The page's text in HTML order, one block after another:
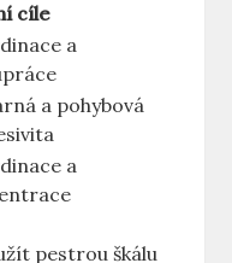
cíle
a
a pohybová
a
pestrou škálu